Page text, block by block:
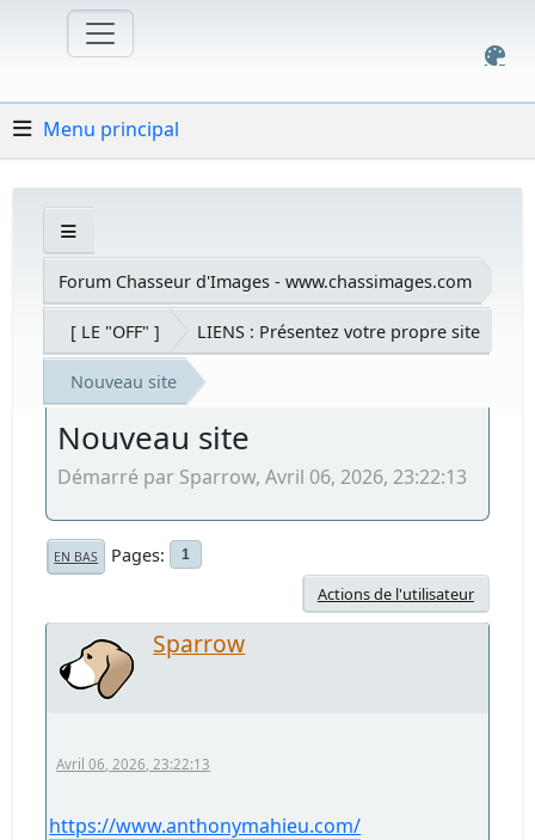
Menu principal
Forum Chasseur d'Images - www.chassimages.com
[ LE "OFF" ] LIENS : Présentez votre propre site
Nouveau site
Nouveau site
Démarré par Sparrow, Avril 06, 2026, 23:22:13
EN BAS Pages 1
Actions de l'utilisateur
Sparrow
Avril 06, 2026, 23:22:13
https://www.anthonymahieu.com/